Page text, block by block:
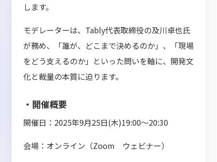
します。
モデレーターは、Tably代表取締役の及川卓也氏
が務め、「誰が、どこまで決めるのか」、「現場
をどう支えるのか」といった問いを軸に、開発文
化と裁量の本質に迫ります。
・開催概要
開催日：2025年9月25日(木)19:00～20:30
会場：オンライン（Zoom ウェビナー）